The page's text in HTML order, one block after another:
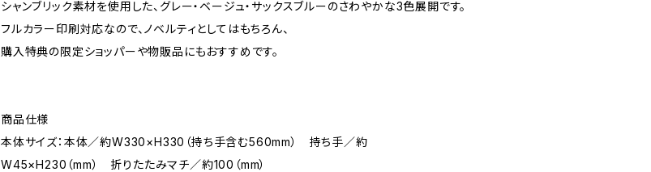
シャンブリック素材を使用した、グレー・ベージュ・サックスブルーのさわやかな3色展開です。
フルカラー印刷対応なので、ノベルティとしてはもちろん、
購入特典の限定ショッパーや物販品にもおすすめです。
商品仕様
本体サイズ：本体／約W330×H330（持ち手含む560mm） 持ち手／約
W45×H230（mm） 折りたたみマチ／約100（mm）